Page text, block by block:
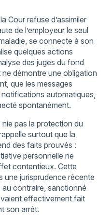
Cour refuse d’assimiler
de l’employeur le seul
se connecte à son
quelques actions
des juges du fond
ne démontre une obligation
que les messages
automatiques,
spontanément.
pas la protection du
surtout que la
des faits prouvés :
personnelle ne
contentieux. Cette
une jurisprudence récente
contraire, sanctionné
effectivement fait
son arrêt.